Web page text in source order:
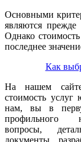
Основными
являются
Однако
последнее
Как
На нашем
стоимость услуг
нам, вы в
вопросы,
документы,